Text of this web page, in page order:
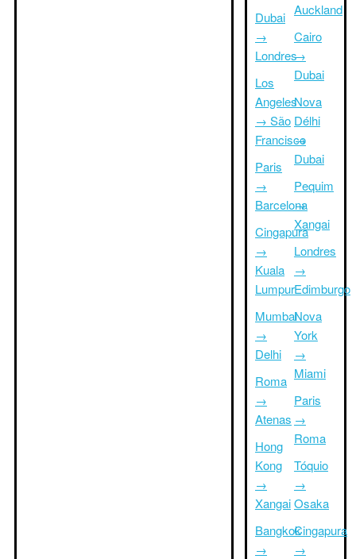
Dubai
→
Londres
Los
Angeles
→ São
Francisco
Paris
→
Barcelona
Cingapura
→
Kuala
Lumpur
Mumbai
→
Delhi
Roma
→
Atenas
Hong
Kong
→
Xangai
Bangkok
→
Auckland
Cairo
→
Dubai
Nova
Délhi
→
Dubai
Pequim
→
Xangai
Londres
→
Edimburgo
Nova
York
→
Miami
Paris
→
Roma
Tóquio
→
Osaka
Cingapura
→